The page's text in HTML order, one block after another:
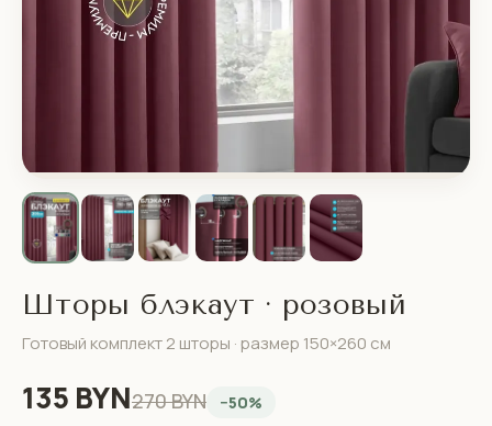
Шторы блэкаут · розовый
Готовый комплект 2 шторы · размер 150×260 см
135 BYN270 BYN
−50%